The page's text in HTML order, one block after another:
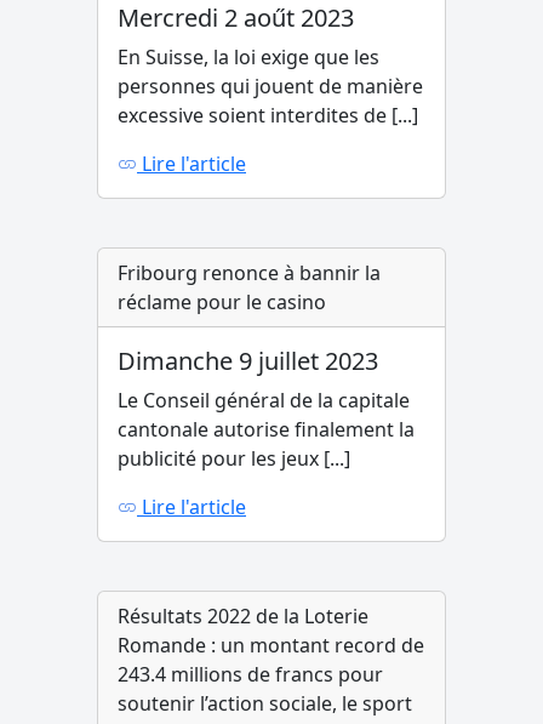
Mercredi 2 aoűt 2023
En Suisse, la loi exige que les
personnes qui jouent de manière
excessive soient interdites de [...]
Lire l'article
Fribourg renonce à bannir la
réclame pour le casino
Dimanche 9 juillet 2023
Le Conseil général de la capitale
cantonale autorise finalement la
publicité pour les jeux [...]
Lire l'article
Résultats 2022 de la Loterie
Romande : un montant record de
243.4 millions de francs pour
soutenir l’action sociale, le sport